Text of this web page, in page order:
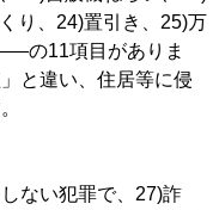
り、24)置引き、25)万
の11項目がありま
と違い、住居等に侵
ない犯罪で、27)詐